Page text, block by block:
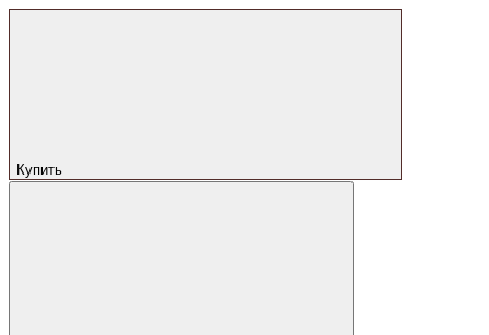
Купить